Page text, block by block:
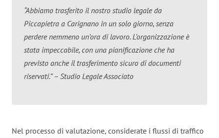
“Abbiamo trasferito il nostro studio legale da
Piccapietra a Carignano in un solo giorno, senza
perdere nemmeno un’ora di lavoro. L’organizzazione è
stata impeccabile, con una pianificazione che ha
previsto anche il trasferimento sicuro di documenti
riservati.” – Studio Legale Associato
Nel processo di valutazione, considerate i flussi di traffico